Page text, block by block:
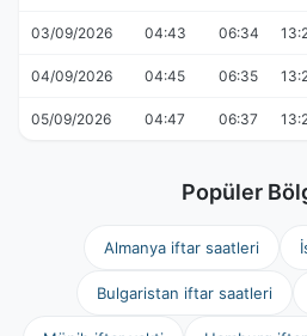
03/09/2026 04:43 06:34
04/09/2026 04:45 06:35
05/09/2026 04:47 06:37
Popüler
Almanya iftar saatleri
Bulgaristan iftar saatleri